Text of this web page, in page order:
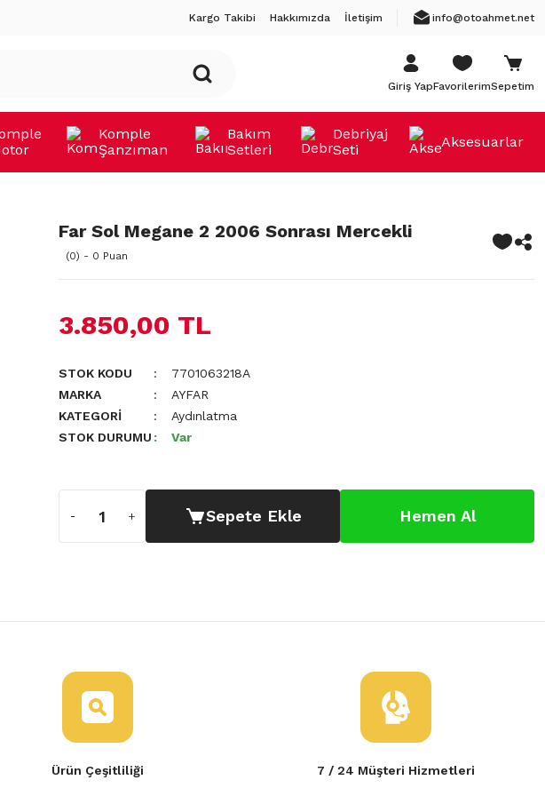
Kargo Takibi Hakkımızda İletişim info@otoahmet.net
Giriş YapFavorilerimSepetim
Komple
Şanzıman
Bakım
Setleri
Debriyaj
Seti
Aksesuarlar
Far Sol Megane 2 2006 Sonrası Mercekli
(0) - 0 Puan
3.850,00 TL
STOK KODU
7701063218A
MARKA
AYFAR
KATEGORI
Aydınlatma
STOK DURUMU
Var
Sepete Ekle Hemen Al
Ürün Çeşitliliği 7 / 24 Müşteri Hizmetleri